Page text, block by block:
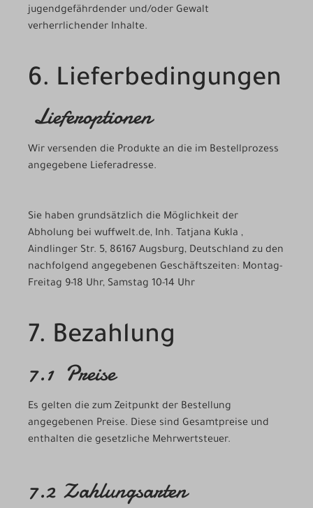
jugendgefährdender und/oder Gewalt
verherrlichender Inhalte.
6. Lieferbedingungen
Lieferoptionen
Wir versenden die Produkte an die im Bestellprozess
angegebene Lieferadresse.
Sie haben grundsätzlich die Möglichkeit der
Abholung bei wuffwelt.de, Inh. Tatjana Kukla ,
Aindlinger Str. 5, 86167 Augsburg, Deutschland zu den
nachfolgend angegebenen Geschäftszeiten: Montag-
Freitag 9-18 Uhr, Samstag 10-14 Uhr
7. Bezahlung
7.1 Preise
Es gelten die zum Zeitpunkt der Bestellung
angegebenen Preise. Diese sind Gesamtpreise und
enthalten die gesetzliche Mehrwertsteuer.
7.2 Zahlungsarten